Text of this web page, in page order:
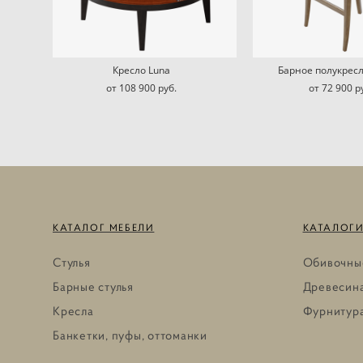
Кресло Luna
от 108 900 pуб.
Барное
от 72 900
КАТАЛОГ МЕБЕЛИ
Стулья
Барные стулья
Кресла
Банкетки, пуфы, оттоманки